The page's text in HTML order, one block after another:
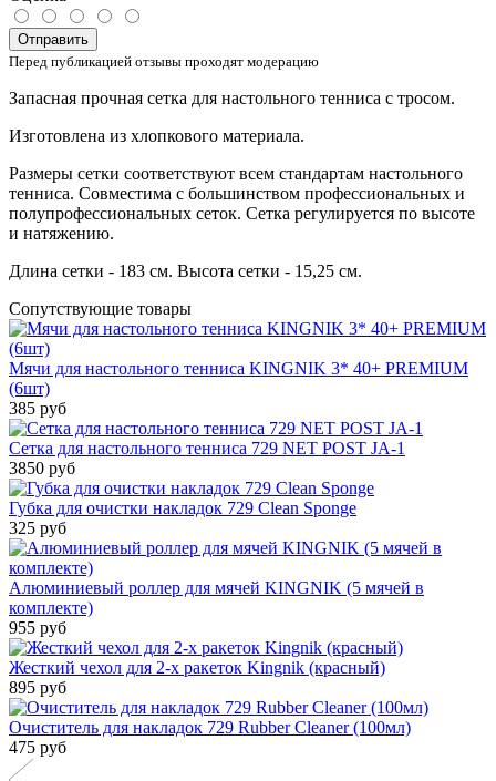
Отправить
Перед публикацией отзывы проходят модерацию
Запасная прочная сетка для настольного тенниса с тросом.
Изготовлена из хлопкового материала.
Размеры сетки соответствуют всем стандартам настольного
тенниса. Совместима с большинством профессиональных и
полупрофессиональных сеток. Сетка регулируется по высоте
и натяжению.
Длина сетки - 183 см. Высота сетки - 15,25 см.
Сопутствующие товары
Мячи для настольного тенниса KINGNIK 3* 40+ PREMIUM
(6шт)
385 руб
Сетка для настольного тенниса 729 NET POST JA-1
3850 руб
Губка для очистки накладок 729 Clean Sponge
325 руб
Алюминиевый роллер для мячей KINGNIK (5 мячей в
комплекте)
955 руб
Жесткий чехол для 2-х ракеток Kingnik (красный)
895 руб
Очиститель для накладок 729 Rubber Cleaner (100мл)
475 руб